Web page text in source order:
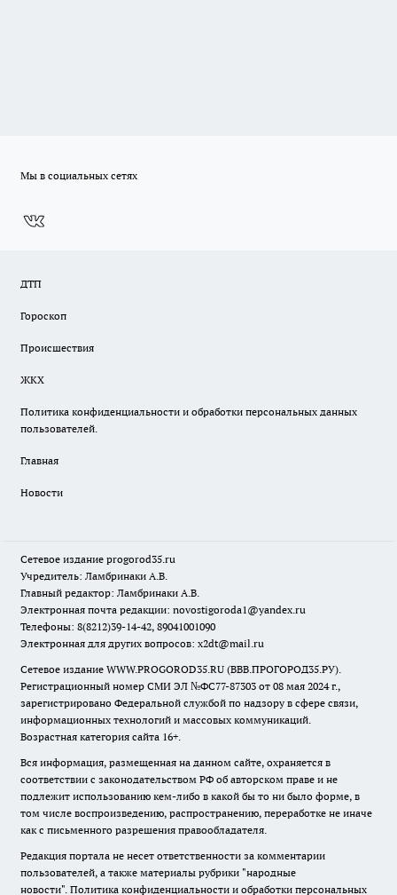
Мы в социальных сетях
ДТП
Гороскоп
Происшествия
ЖКХ
Политика конфиденциальности и обработки персональных данных
пользователей.
Главная
Новости
Сетевое издание progorod35.ru
Учредитель: Ламбринаки А.В.
Главный редактор: Ламбринаки А.В.
Электронная почта редакции: novostigoroda1@yandex.ru
Телефоны: 8(8212)39-14-42, 89041001090
Электронная для других вопросов: x2dt@mail.ru
Сетевое издание WWW.PROGOROD35.RU (ВВВ.ПРОГОРОД35.РУ).
Регистрационный номер СМИ ЭЛ №ФС77-87303 от 08 мая 2024 г.,
зарегистрировано Федеральной службой по надзору в сфере связи,
информационных технологий и массовых коммуникаций.
Возрастная категория сайта 16+.
Вся информация, размещенная на данном сайте, охраняется в
соответствии с законодательством РФ об авторском праве и не
подлежит использованию кем-либо в какой бы то ни было форме, в
том числе воспроизведению, распространению, переработке не иначе
как с письменного разрешения правообладателя.
Редакция портала не несет ответственности за комментарии
пользователей, а также материалы рубрики "народные
новости". Политика конфиденциальности и обработки персональных